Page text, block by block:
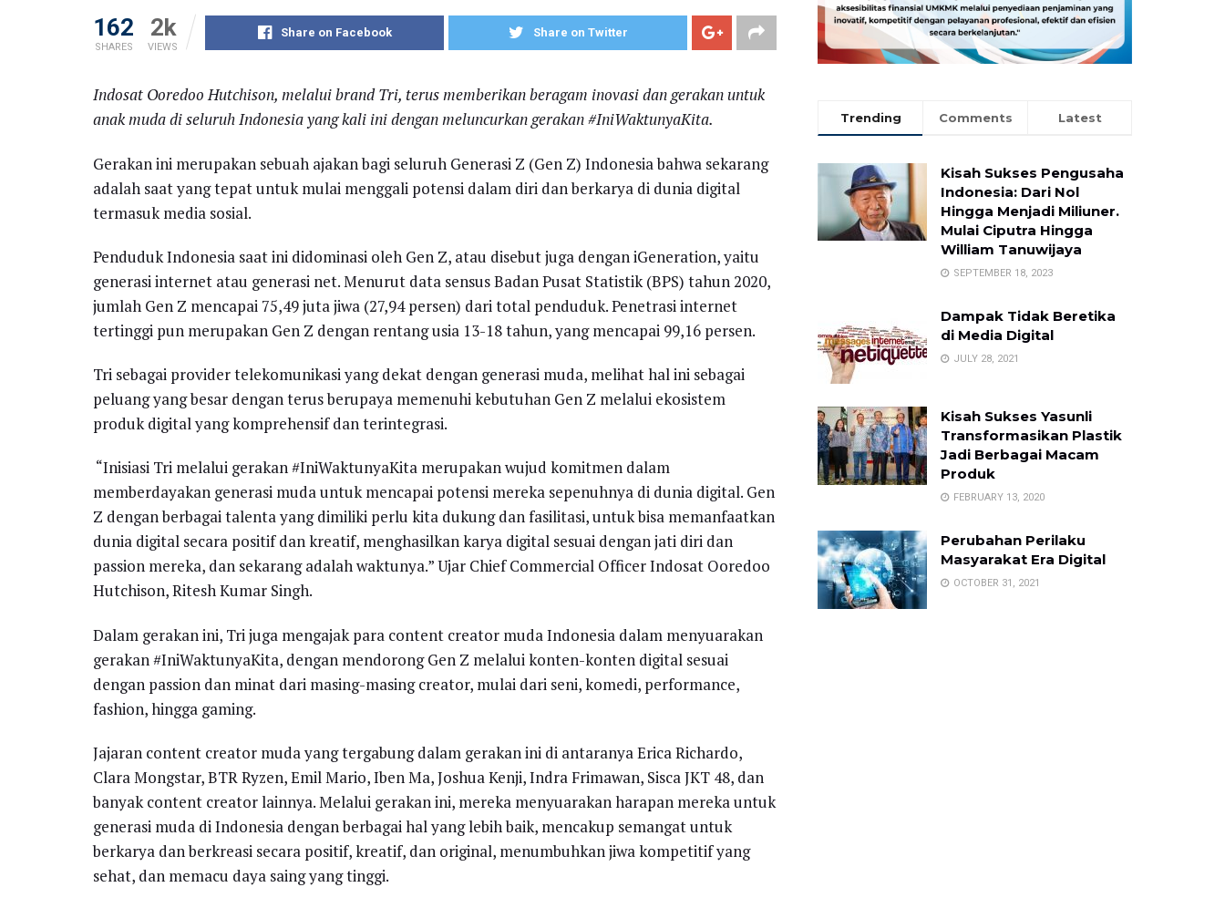
162
SHARES
2k
VIEWS
Share on Facebook Share on Twitter
Indosat Ooredoo Hutchison, melalui brand Tri, terus memberikan beragam inovasi dan gerakan untuk
anak muda di seluruh Indonesia yang kali ini dengan meluncurkan gerakan #IniWaktunyaKita.
Gerakan ini merupakan sebuah ajakan bagi seluruh Generasi Z (Gen Z) Indonesia bahwa sekarang
adalah saat yang tepat untuk mulai menggali potensi dalam diri dan berkarya di dunia digital
termasuk media sosial.
Penduduk Indonesia saat ini didominasi oleh Gen Z, atau disebut juga dengan iGeneration, yaitu
generasi internet atau generasi net. Menurut data sensus Badan Pusat Statistik (BPS) tahun 2020,
jumlah Gen Z mencapai 75,49 juta jiwa (27,94 persen) dari total penduduk. Penetrasi internet
tertinggi pun merupakan Gen Z dengan rentang usia 13-18 tahun, yang mencapai 99,16 persen.
Tri sebagai provider telekomunikasi yang dekat dengan generasi muda, melihat hal ini sebagai
peluang yang besar dengan terus berupaya memenuhi kebutuhan Gen Z melalui ekosistem
produk digital yang komprehensif dan terintegrasi.
“Inisiasi Tri melalui gerakan #IniWaktunyaKita merupakan wujud komitmen dalam
memberdayakan generasi muda untuk mencapai potensi mereka sepenuhnya di dunia digital. Gen
Z dengan berbagai talenta yang dimiliki perlu kita dukung dan fasilitasi, untuk bisa memanfaatkan
dunia digital secara positif dan kreatif, menghasilkan karya digital sesuai dengan jati diri dan
passion mereka, dan sekarang adalah waktunya.” Ujar Chief Commercial Officer Indosat Ooredoo
Hutchison, Ritesh Kumar Singh.
Dalam gerakan ini, Tri juga mengajak para content creator muda Indonesia dalam menyuarakan
gerakan #IniWaktunyaKita, dengan mendorong Gen Z melalui konten-konten digital sesuai
dengan passion dan minat dari masing-masing creator, mulai dari seni, komedi, performance,
fashion, hingga gaming.
Jajaran content creator muda yang tergabung dalam gerakan ini di antaranya Erica Richardo,
Clara Mongstar, BTR Ryzen, Emil Mario, Iben Ma, Joshua Kenji, Indra Frimawan, Sisca JKT 48, dan
banyak content creator lainnya. Melalui gerakan ini, mereka menyuarakan harapan mereka untuk
generasi muda di Indonesia dengan berbagai hal yang lebih baik, mencakup semangat untuk
berkarya dan berkreasi secara positif, kreatif, dan original, menumbuhkan jiwa kompetitif yang
sehat, dan memacu daya saing yang tinggi.
Trending Comments Latest
Kisah Sukses Pengusaha
Indonesia: Dari Nol
Hingga Menjadi Miliuner.
Mulai Ciputra Hingga
William Tanuwijaya
SEPTEMBER 18, 2023
Dampak Tidak Beretika
di Media Digital
JULY 28, 2021
Kisah Sukses Yasunli
Transformasikan Plastik
Jadi Berbagai Macam
Produk
FEBRUARY 13, 2020
Perubahan Perilaku
Masyarakat Era Digital
OCTOBER 31, 2021